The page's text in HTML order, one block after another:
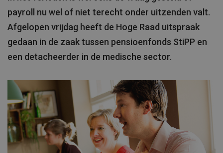
payroll nu wel of niet terecht onder uitzenden valt.
Afgelopen vrijdag heeft de Hoge Raad uitspraak
gedaan in de zaak tussen pensioenfonds StiPP en
een detacheerder in de medische sector.